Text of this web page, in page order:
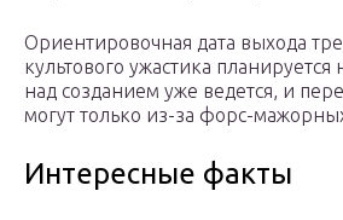
Ориентировочная дата выхода
культового ужастика планируется
над созданием уже ведется, и
могут только из-за форс-
Интересные факты